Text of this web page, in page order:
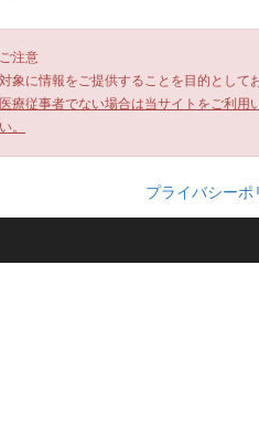
注意
象に情報をご提供することを目的とし
療従事者でない場合は当サイトをご利
。
プライバシーポ